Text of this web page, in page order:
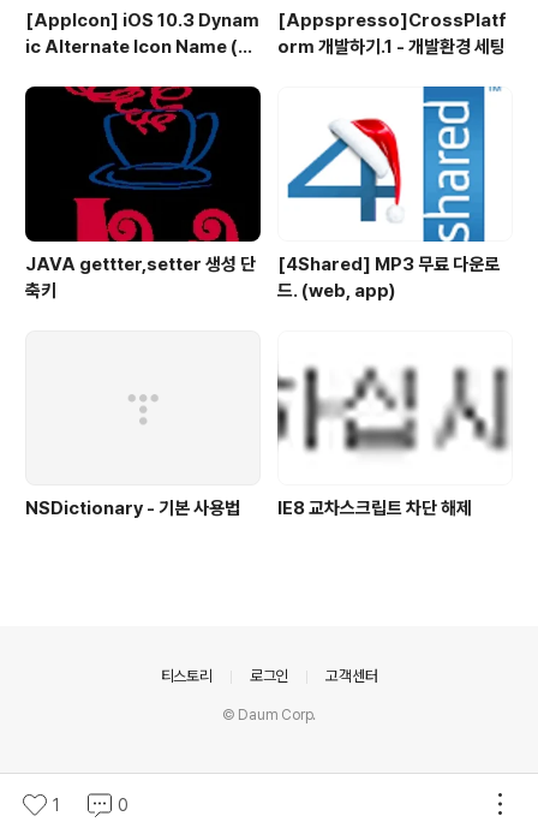
[AppIcon] iOS 10.3 Dynam
ic Alternate Icon Name (동
[Appspresso]CrossPlatf
orm 개발하기.1 - 개발환경 세팅
JAVA gettter,setter 생성 단
축키
[4Shared] MP3 무료 다운로
드. (web, app)
NSDictionary - 기본 사용법 IE8 교차스크립트 차단 해제
1 0
티스토리 로그인 고객센터
© Daum Corp.